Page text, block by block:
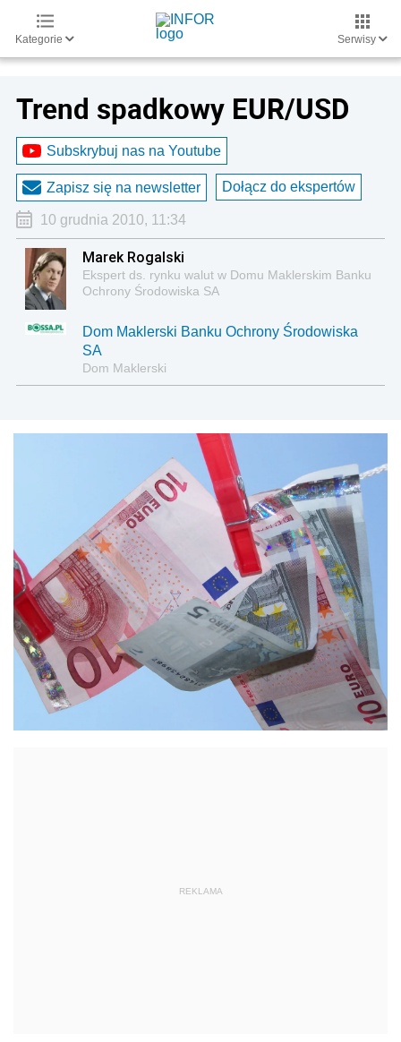
Kategorie Serwisy
Trend spadkowy EUR/USD
Subskrybuj nas na Youtube
Zapisz się na newsletter Dołącz do ekspertów
10 grudnia 2010, 11:34
Marek Rogalski
Ekspert ds. rynku walut w Domu Maklerskim Banku
Ochrony Środowiska SA
Dom Maklerski Banku Ochrony Środowiska
SA
Dom Maklerski